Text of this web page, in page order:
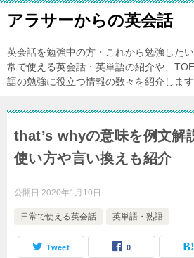
アラサーからの英会話
英会話を勉強中の方・これから勉強した
常で使える英会話・英単語の紹介や、
語の勉強に役立つ情報の数々を紹介します
that’s whyの意味を例文解
使い方や言い換えも紹介
公開日:2020年1月10日
日常で使える英会話 英単語・熟語
Tweet 0